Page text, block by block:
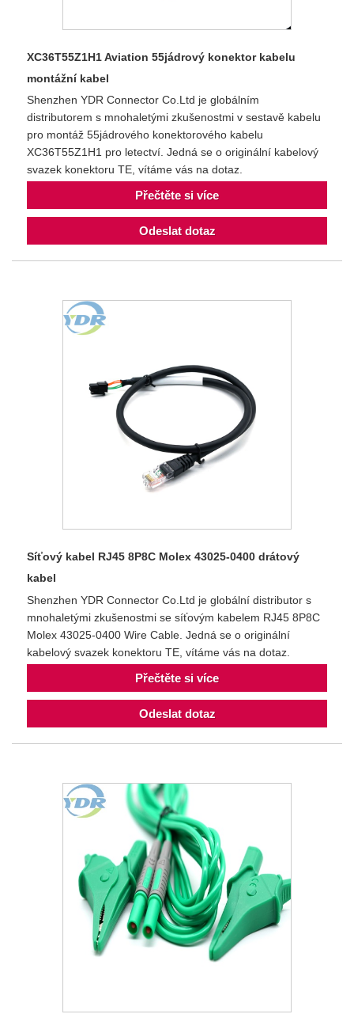
XC36T55Z1H1 Aviation 55jádrový konektor kabelu
montážní kabel
Shenzhen YDR Connector Co.Ltd je globálním
distributorem s mnohaletými zkušenostmi v sestavě kabelu
pro montáž 55jádrového konektorového kabelu
XC36T55Z1H1 pro letectví. Jedná se o originální kabelový
svazek konektoru TE, vítáme vás na dotaz.
Přečtěte si více
Odeslat dotaz
Síťový kabel RJ45 8P8C Molex 43025-0400 drátový
kabel
Shenzhen YDR Connector Co.Ltd je globální distributor s
mnohaletými zkušenostmi se síťovým kabelem RJ45 8P8C
Molex 43025-0400 Wire Cable. Jedná se o originální
kabelový svazek konektoru TE, vítáme vás na dotaz.
Přečtěte si více
Odeslat dotaz